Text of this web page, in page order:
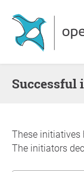
successful
These initiatives
The initiators